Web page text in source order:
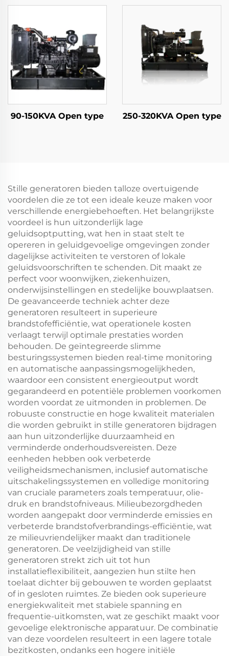
90-150KVA Open type 250-320KVA Open type
Stille generatoren bieden talloze overtuigende
voordelen die ze tot een ideale keuze maken voor
verschillende energiebehoeften. Het belangrijkste
voordeel is hun uitzonderlijk lage
geluidsoptputting, wat hen in staat stelt te
opereren in geluidgevoelige omgevingen zonder
dagelijkse activiteiten te verstoren of lokale
geluidsvoorschriften te schenden. Dit maakt ze
perfect voor woonwijken, ziekenhuizen,
onderwijsinstellingen en stedelijke bouwplaatsen.
De geavanceerde techniek achter deze
generatoren resulteert in superieure
brandstofefficiëntie, wat operationele kosten
verlaagt terwijl optimale prestaties worden
behouden. De geïntegreerde slimme
besturingssystemen bieden real-time monitoring
en automatische aanpassingsmogelijkheden,
waardoor een consistent energieoutput wordt
gegarandeerd en potentiële problemen voorkomen
worden voordat ze uitmonden in problemen. De
robuuste constructie en hoge kwaliteit materialen
die worden gebruikt in stille generatoren bijdragen
aan hun uitzonderlijke duurzaamheid en
verminderde onderhoudsvereisten. Deze
eenheden hebben ook verbeterde
veiligheidsmechanismen, inclusief automatische
uitschakelingssystemen en volledige monitoring
van cruciale parameters zoals temperatuur, olie-
druk en brandstofniveaus. Milieubezorgdheden
worden aangepakt door verminderde emissies en
verbeterde brandstofverbrandings-efficiëntie, wat
ze milieuvriendelijker maakt dan traditionele
generatoren. De veelzijdigheid van stille
generatoren strekt zich uit tot hun
installatieflexibiliteit, aangezien hun stilte hen
toelaat dichter bij gebouwen te worden geplaatst
of in gesloten ruimtes. Ze bieden ook superieure
energiekwaliteit met stabiele spanning en
frequentie-uitkomsten, wat ze geschikt maakt voor
gevoelige elektronische apparatuur. De combinatie
van deze voordelen resulteert in een lagere totale
bezitkosten, ondanks een hogere initiële